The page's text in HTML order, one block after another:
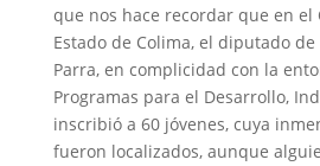
que nos hace recordar que en el
Estado de Colima, el diputado
Parra, en complicidad con la
Programas para el Desarrollo,
inscribió a 60 jóvenes, cuya
fueron localizados, aunque